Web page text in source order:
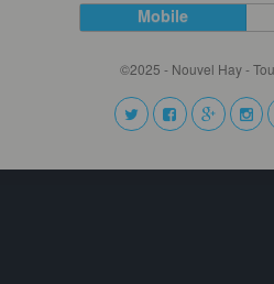
Mobile
©2025 - Nouvel Hay -